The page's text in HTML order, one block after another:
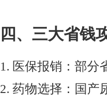
四、三大省钱
1. 医保报销：部分
2. 药物选择：国产